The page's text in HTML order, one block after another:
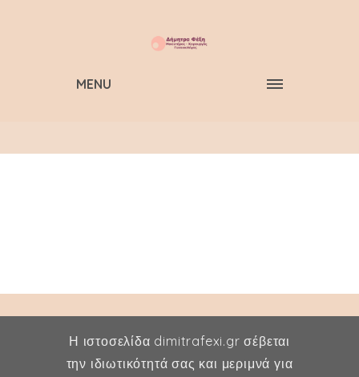
MENU
Η ιστοσελίδα dimitrafexi.gr σέβεται
την ιδιωτικότητά σας και μεριμνά για